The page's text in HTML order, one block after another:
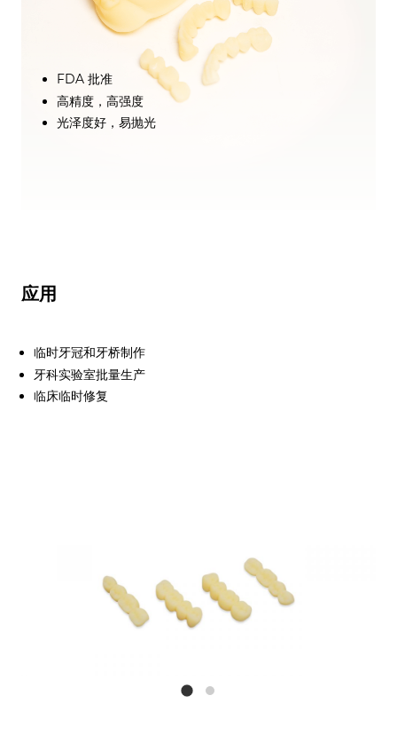
FDA 批准
高精度，高强度
光泽度好，易抛光
应用
临时牙冠和牙桥制作
牙科实验室批量生产
临床临时修复